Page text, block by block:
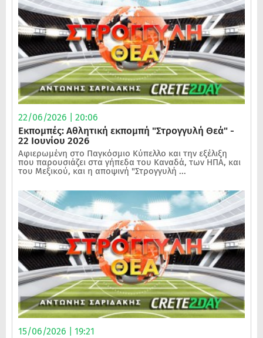
22/06/2026 | 20:06
Εκπομπές: Αθλητική εκπομπή "Στρογγυλή Θεά" -
22 Ιουνίου 2026
Αφιερωμένη στο Παγκόσμιο Κύπελλο και την εξέλιξη
που παρουσιάζει στα γήπεδα του Καναδά, των ΗΠΑ, και
του Μεξικού, και η αποψινή "Στρογγυλή ...
15/06/2026 | 19:21